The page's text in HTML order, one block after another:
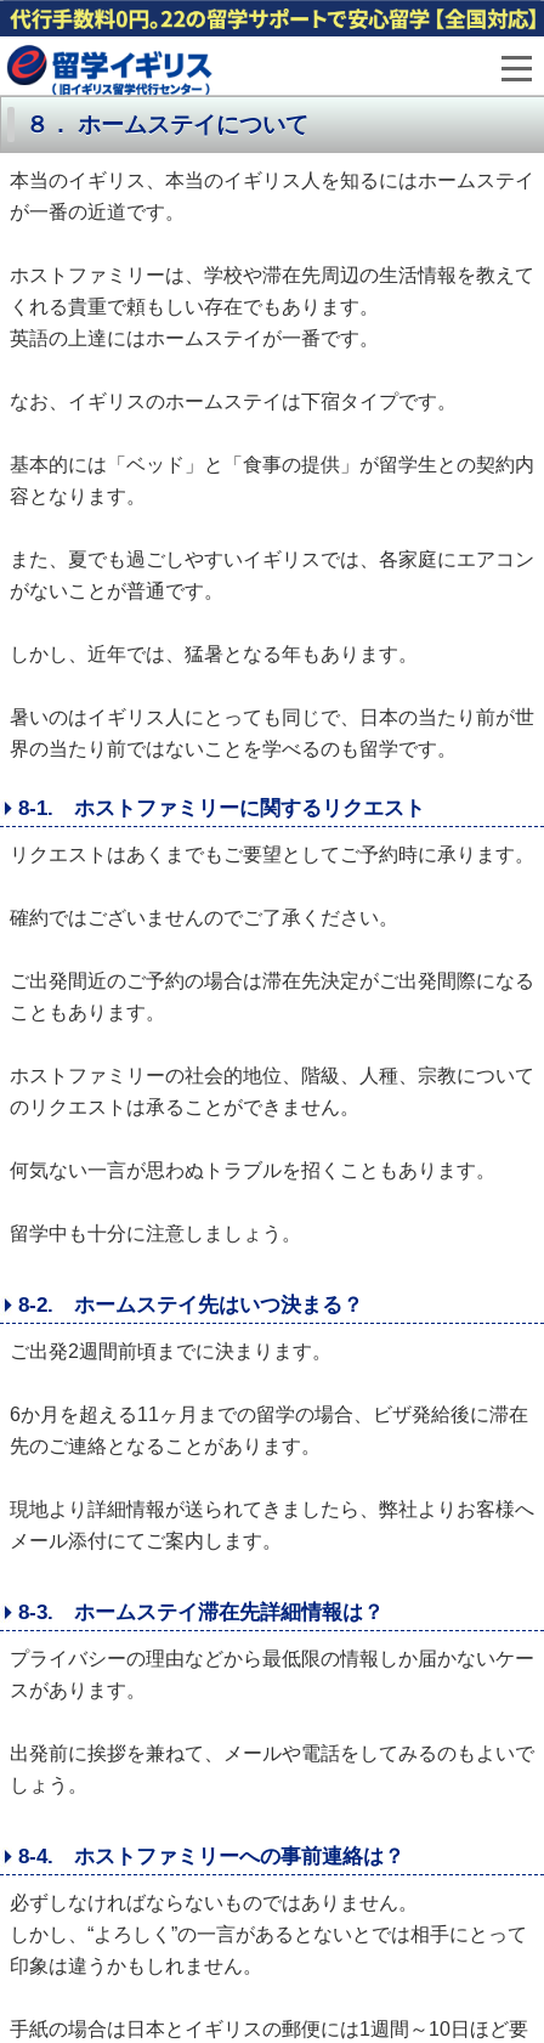
８． ホームステイについて
本当のイギリス、本当のイギリス人を知るにはホームステイ
が一番の近道です。
ホストファミリーは、学校や滞在先周辺の生活情報を教えて
くれる貴重で頼もしい存在でもあります。
英語の上達にはホームステイが一番です。
なお、イギリスのホームステイは下宿タイプです。
基本的には「ベッド」と「食事の提供」が留学生との契約内
容となります。
また、夏でも過ごしやすいイギリスでは、各家庭にエアコン
がないことが普通です。
しかし、近年では、猛暑となる年もあります。
暑いのはイギリス人にとっても同じで、日本の当たり前が世
界の当たり前ではないことを学べるのも留学です。
8-1. ホストファミリーに関するリクエスト
リクエストはあくまでもご要望としてご予約時に承ります。
確約ではございませんのでご了承ください。
ご出発間近のご予約の場合は滞在先決定がご出発間際になる
こともあります。
ホストファミリーの社会的地位、階級、人種、宗教について
のリクエストは承ることができません。
何気ない一言が思わぬトラブルを招くこともあります。
留学中も十分に注意しましょう。
8-2. ホームステイ先はいつ決まる？
ご出発2週間前頃までに決まります。
6か月を超える11ヶ月までの留学の場合、ビザ発給後に滞在
先のご連絡となることがあります。
現地より詳細情報が送られてきましたら、弊社よりお客様へ
メール添付にてご案内します。
8-3. ホームステイ滞在先詳細情報は？
プライバシーの理由などから最低限の情報しか届かないケー
スがあります。
出発前に挨拶を兼ねて、メールや電話をしてみるのもよいで
しょう。
8-4. ホストファミリーへの事前連絡は？
必ずしなければならないものではありません。
しかし、“よろしく”の一言があるとないとでは相手にとって
印象は違うかもしれません。
手紙の場合は日本とイギリスの郵便には1週間～10日ほど要